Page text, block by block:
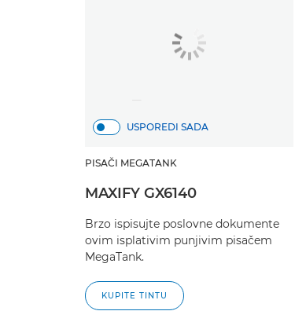
USPOREDI SADA
PISAČI MEGATANK
MAXIFY GX6140
Brzo ispisujte poslovne dokumente
ovim isplativim punjivim pisačem
MegaTank.
KUPITE TINTU